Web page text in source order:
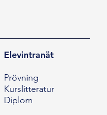
Elevintranät
Prövning
Kurslitteratur
Diplom